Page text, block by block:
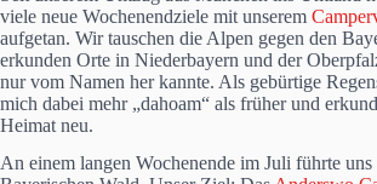
viele neue Wochenendziele mit unserem
aufgetan. Wir tauschen die Alpen gegen den
erkunden Orte in Niederbayern und der
nur vom Namen her kannte. Als gebürtige
mich dabei mehr „dahoam“ als früher und
Heimat neu.
An einem langen Wochenende im Juli führte uns